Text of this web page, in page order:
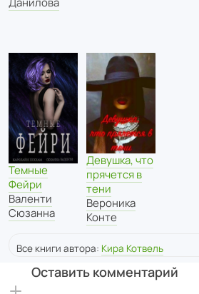
Темные
Фейри
Валенти
Сюзанна
Девушка, что
прячется в
тени
Вероника
Конте
Все книги автора: Кира Котвель
Оставить комментарий